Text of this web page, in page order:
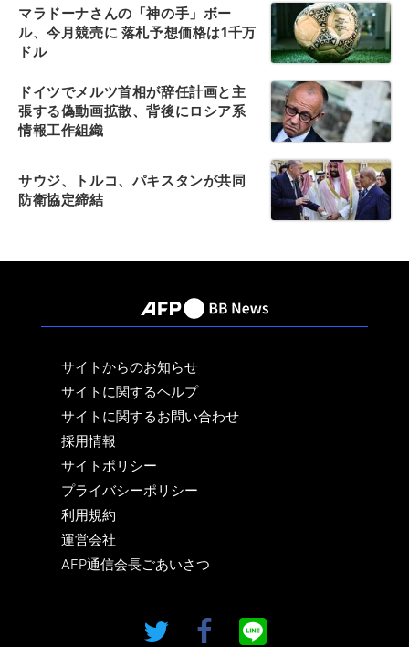
マラドーナさんの「神の手」ボー
ル、今月競売に 落札予想価格は1千万
ドル
ドイツでメルツ首相が辞任計画と主
張する偽動画拡散、背後にロシア系
情報工作組織
サウジ、トルコ、パキスタンが共同
防衛協定締結
サイトからのお知らせ
サイトに関するヘルプ
サイトに関するお問い合わせ
採用情報
サイトポリシー
プライバシーポリシー
利用規約
運営会社
AFP通信会長ごあいさつ